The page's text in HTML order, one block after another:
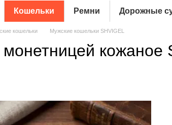
Кошельки Ремни Дорожные
кошельки Мужские кошельки SHVIGEL
кожаное